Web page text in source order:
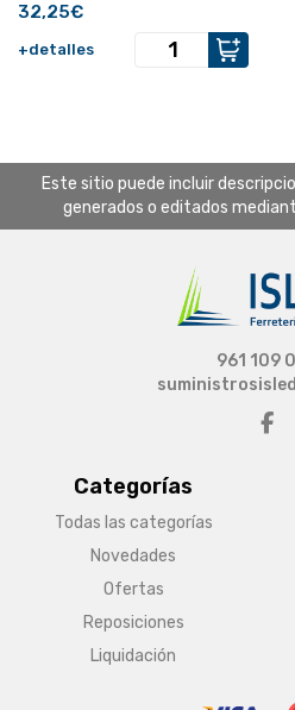
32,25€
+detalles
Este sitio puede incluir
generados o editados
Categorías
Todas las categorías
Novedades
Ofertas
Reposiciones
Liquidación
961 109